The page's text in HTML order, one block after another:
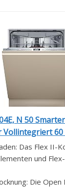
N 50
60
Das Flex II-
und
Die Open